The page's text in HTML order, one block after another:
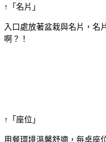
↑「名片」
入口處放著盆栽與名片，名
啊？！
↑「座位」
用餐環境溫馨舒適，每桌座